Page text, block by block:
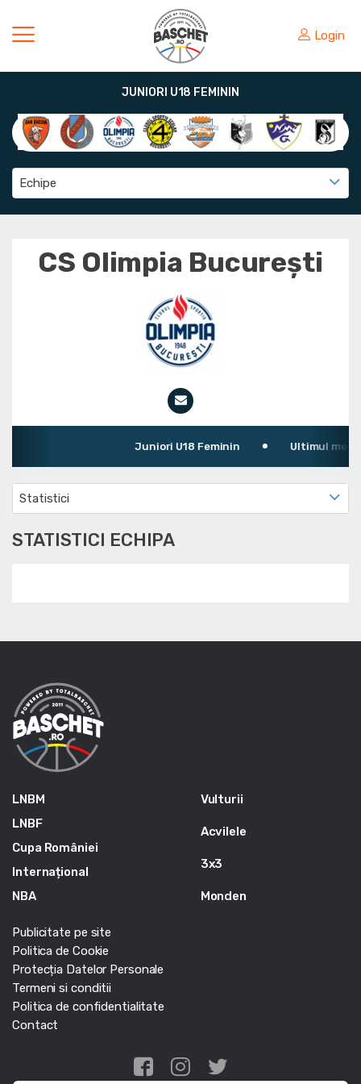
Login
JUNIORI U18 FEMININ
Echipe
CS Olimpia București
Juniori U18 Feminin Ultimul meci:
Statistici
STATISTICI ECHIPA
LNBM
LNBF
Cupa României
Internațional
NBA
Vulturii
Acvilele
3x3
Monden
Publicitate pe site
Politica de Cookie
Protecția Datelor Personale
Termeni si conditii
Politica de confidentialitate
Contact